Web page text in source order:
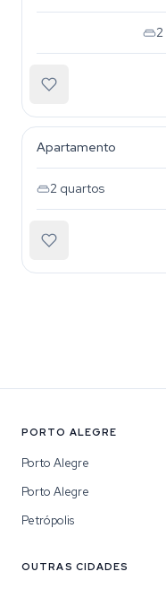
2
Apartamento
2 quartos
PORTO ALEGRE
Porto Alegre
Porto Alegre
Petrópolis
OUTRAS CIDADES